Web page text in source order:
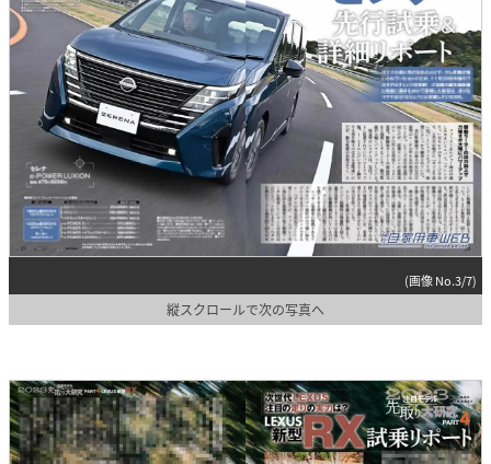
(画像 No.3/7)
縦スクロールで次の写真へ